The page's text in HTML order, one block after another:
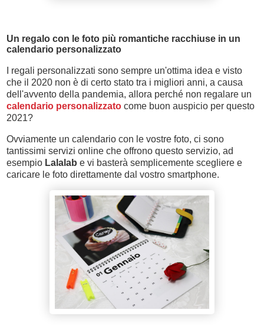
Un regalo con le foto più romantiche racchiuse in un
calendario personalizzato
I regali personalizzati sono sempre un'ottima idea e visto
che il 2020 non è di certo stato tra i migliori anni, a causa
dell'avvento della pandemia, allora perché non regalare un
calendario personalizzato come buon auspicio per questo
2021?
Ovviamente un calendario con le vostre foto, ci sono
tantissimi servizi online che offrono questo servizio, ad
esempio Lalalab e vi basterà semplicemente scegliere e
caricare le foto direttamente dal vostro smartphone.